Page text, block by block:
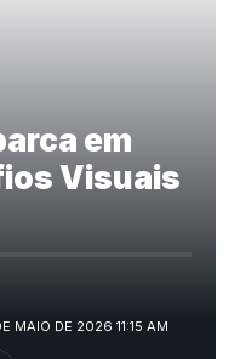
em
Visuais
MAIO DE 2026 11:15 AM